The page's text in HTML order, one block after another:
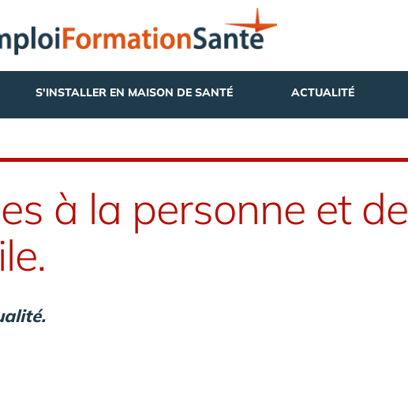
S'INSTALLER EN MAISON DE SANTÉ ACTUALITÉ
à la personne et de